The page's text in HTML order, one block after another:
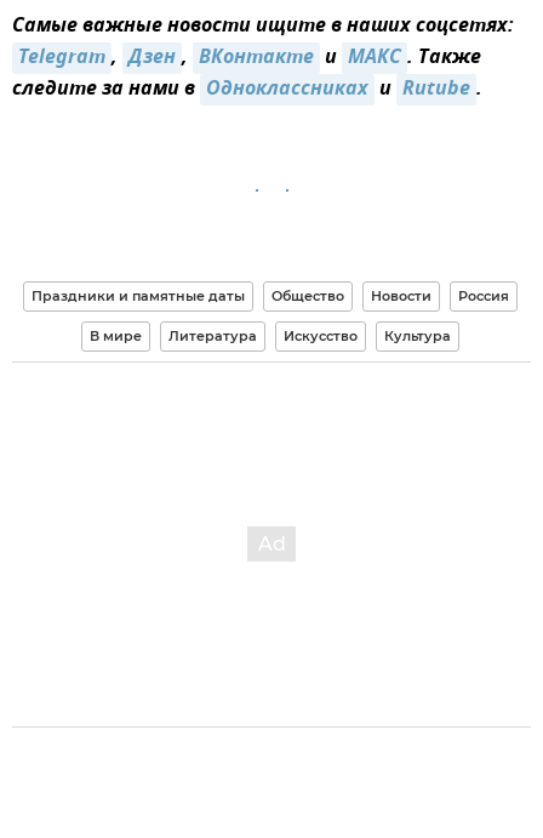
Самые важные новости ищите в наших соцсетях:
Telegram, Дзен, ВКонтакте и MAКС. Также
следите за нами в Одноклассниках и Rutube.
Праздники и памятные даты Общество Новости Россия
В мире Литература Искусство Культура